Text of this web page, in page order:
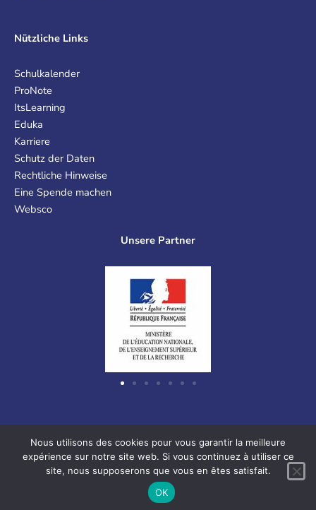
Nützliche Links
Schulkalender
ProNote
ItsLearning
Eduka
Karriere
Schutz der Daten
Rechtliche Hinweise
Eine Spende machen
Websco
Unsere Partner
L
V
i
Nous utilisons des cookies pour vous garantir la meilleure
expérience sur notre site web. Si vous continuez à utiliser ce
site, nous supposerons que vous en êtes satisfait.
OK